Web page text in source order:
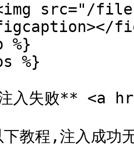
src="/files/
%}
%}
入失败** <a
教程,注入成功